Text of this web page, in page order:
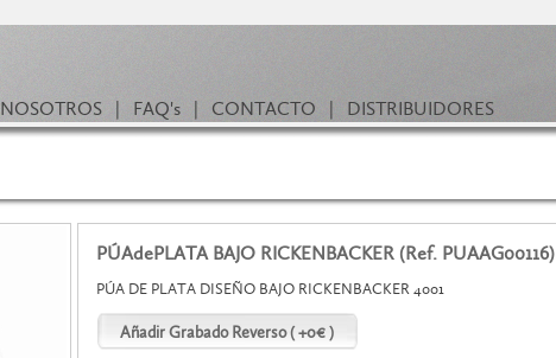
NOSOTROS | FAQ's | CONTACTO | DISTRIBUIDORES
PÚAdePLATA BAJO RICKENBACKER (Ref. PUAAG00116)
PÚA DE PLATA DISEÑO BAJO RICKENBACKER 4001